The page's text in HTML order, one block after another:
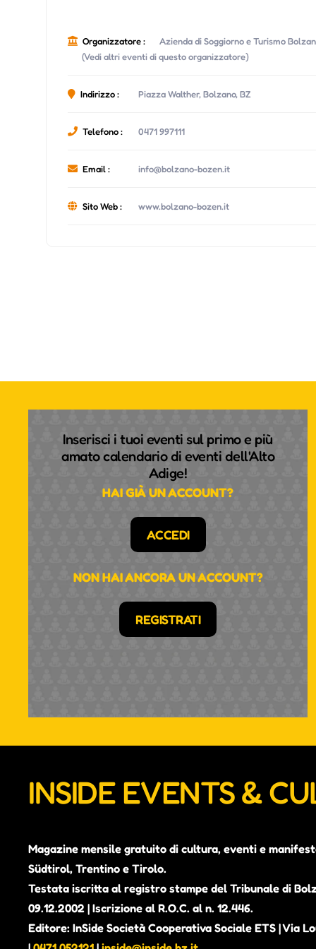
Organizzatore :
Azienda di Soggiorno e Turismo
(Vedi altri eventi di questo organizzatore)
Indirizzo : Piazza Walther, Bolzano, BZ
Telefono : 0471 997111
Email : info@bolzano-bozen.it
Sito Web : www.bolzano-bozen.it
Inserisci i tuoi eventi sul primo e più
amato calendario di eventi dell'Alto
Adige!
HAI GIÀ UN ACCOUNT?
ACCEDI
NON HAI ANCORA UN ACCOUNT?
REGISTRATI
INSIDE EVENTS &
Magazine mensile gratuito di cultura, eventi e
Südtirol, Trentino e Tirolo.
Testata iscritta al registro stampe del Tribunale di
09.12.2002 | Iscrizione al R.O.C. al n. 12.446.
Editore: InSide Società Cooperativa Sociale ETS | Via